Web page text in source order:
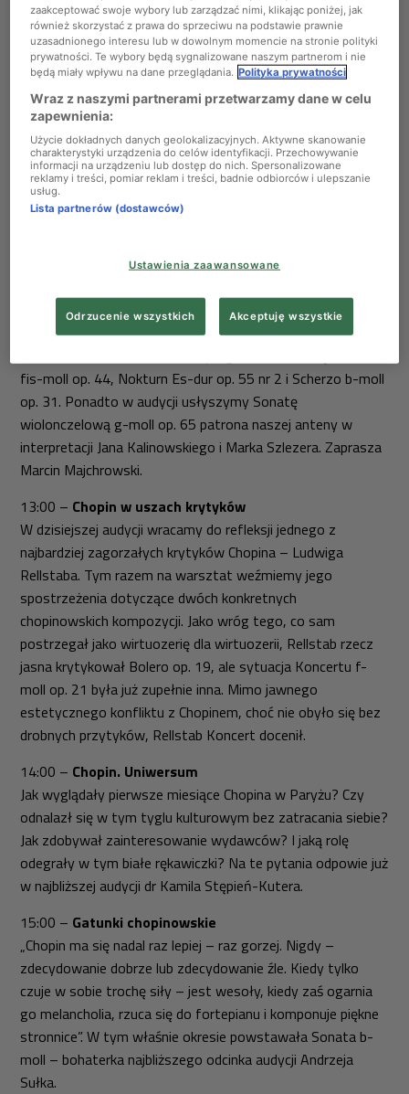
Pieśni i transkrypcje pieśni na fortepian. W programie audycji
wybrane dzieła Franciszka Schuberta, Franciszka Liszta,
Fryderyka Chopina i Ignacego Jana Paderewskiego.
11:00 –Polacy w Konkursach Chopinowskich
Bohaterem programu Anny Skulskej będzie Jerzy
Godziszewski. Wysłuchamy nagrań pianisty z płyty
wydanej przez wytwórnię DUX. Zabrzmią m.in.Mazurek As-
durop. 41 nr 3,Preludium cis-mollop. 45 oraz dwieBallady
g-mollop. 23 iF-durop. 38) Fryderyka Chopina.
historyczny czy współczesny?
Fryderyka Chopina na fortepianie historycznym i
współczesnym na przykładzie interpretacji Artura
fis-moll op. 44, Nokturn Es-dur op. 55 nr 2 i Scherzo b-moll
op. 31. Ponadto w audycji usłyszymy Sonatę
wiolonczelową g-moll op. 65 patrona naszej anteny w
interpretacji Jana Kalinowskiego i Marka Szlezera. Zaprasza
Marcin Majchrowski.
13:00 – Chopin w uszach krytyków
W dzisiejszej audycji wracamy do refleksji jednego z
najbardziej zagorzałych krytyków Chopina – Ludwiga
Rellstaba. Tym razem na warsztat weźmiemy jego
spostrzeżenia dotyczące dwóch konkretnych
chopinowskich kompozycji. Jako wróg tego, co sam
postrzegał jako wirtuozerię dla wirtuozerii, Rellstab rzecz
jasna krytykował Bolero op. 19, ale sytuacja Koncertu f-
moll op. 21 była już zupełnie inna. Mimo jawnego
estetycznego konfliktu z Chopinem, choć nie obyło się bez
drobnych przytyków, Rellstab Koncert docenił.
14:00 – Chopin. Uniwersum
Jak wyglądały pierwsze miesiące Chopina w Paryżu? Czy
odnalazł się w tym tyglu kulturowym bez zatracania siebie?
Jak zdobywał zainteresowanie wydawców? I jaką rolę
odegrały w tym białe rękawiczki? Na te pytania odpowie już
w najbliższej audycji dr Kamila Stępień-Kutera.
15:00 – Gatunki chopinowskie
„Chopin ma się nadal raz lepiej – raz gorzej. Nigdy –
zdecydowanie dobrze lub zdecydowanie źle. Kiedy tylko
czuje w sobie trochę siły – jest wesoły, kiedy zaś ogarnia
go melancholia, rzuca się do fortepianu i komponuje piękne
stronnice”. W tym właśnie okresie powstawała Sonata b-
moll – bohaterka najbliższego odcinka audycji Andrzeja
Sułka.
zaakceptować swoje wybory lub zarządzać nimi, klikając poniżej, jak
również skorzystać z prawa do sprzeciwu na podstawie prawnie
uzasadnionego interesu lub w dowolnym momencie na stronie polityki
prywatności. Te wybory będą sygnalizowane naszym partnerom i nie
będą miały wpływu na dane przeglądania. Polityka prywatności
Wraz z naszymi partnerami przetwarzamy dane w celu
zapewnienia:
Użycie dokładnych danych geolokalizacyjnych. Aktywne skanowanie
charakterystyki urządzenia do celów identyfikacji. Przechowywanie
informacji na urządzeniu lub dostęp do nich. Spersonalizowane
reklamy i treści, pomiar reklam i treści, badnie odbiorców i ulepszanie
usług.
Lista partnerów (dostawców)
Ustawienia zaawansowane
Odrzucenie wszystkich Akceptuję wszystkie